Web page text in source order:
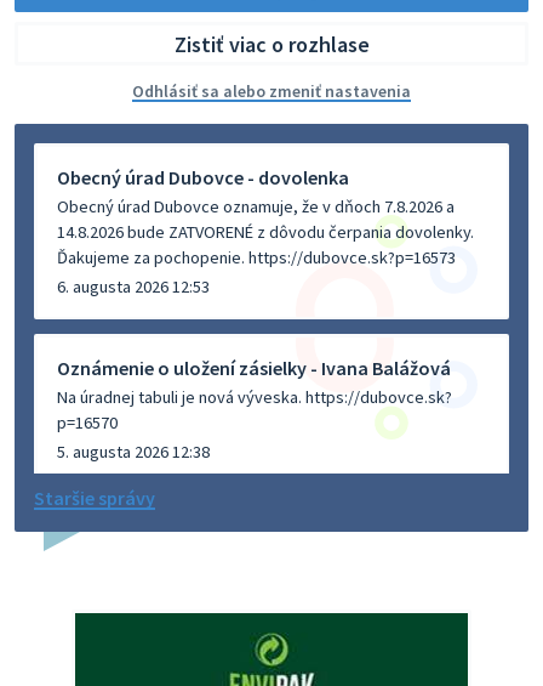
Zistiť viac o rozhlase
Odhlásiť sa alebo zmeniť nastavenia
Obecný úrad Dubovce - dovolenka
Obecný úrad Dubovce oznamuje, že v dňoch 7.8.2026 a
14.8.2026 bude ZATVORENÉ z dôvodu čerpania dovolenky.
Ďakujeme za pochopenie. https://dubovce.sk?p=16573
6. augusta 2026 12:53
Oznámenie o uložení zásielky - Ivana Balážová
Na úradnej tabuli je nová výveska. https://dubovce.sk?
p=16570
5. augusta 2026 12:38
Dovolenka - MUDr. Marián Sivoň
budeZATVORENÁ z dôvodu čerpania dovolenky. Akútne
prípady bude riešiť MUDr.Fisch…
Staršie správy